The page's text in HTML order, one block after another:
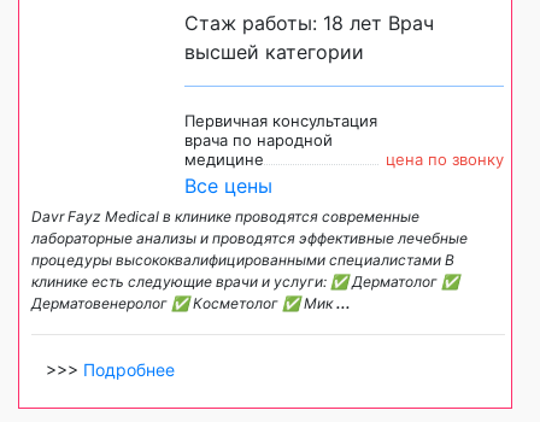
Стаж работы: 18 лет Врач
высшей категории
Первичная консультация
врача по народной
медицине
цена по звонку
Все цены
Davr Fayz Medical в клинике проводятся современные
лабораторные анализы и проводятся эффективные лечебные
процедуры высококвалифицированными специалистами В
клинике есть следующие врачи и услуги: ✅ Дерматолог ✅
Дерматовенеролог ✅ Косметолог ✅ Мик...
>>> Подробнее